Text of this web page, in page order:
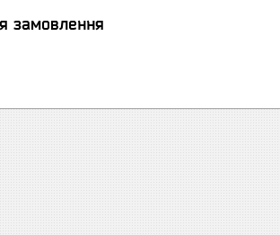
замовлення